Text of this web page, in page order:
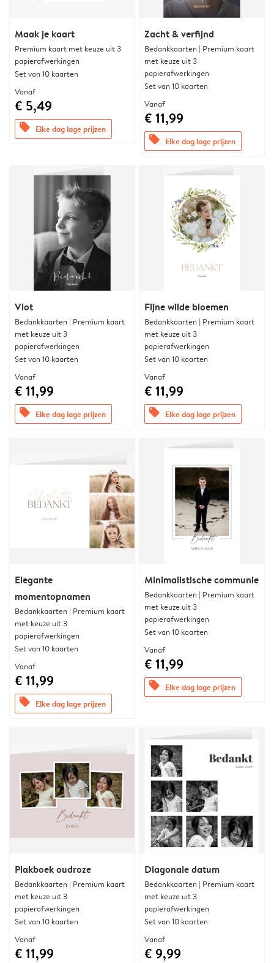
Maak je kaart
Premium kaart met keuze uit 3
papierafwerkingen
Set van 10 kaarten
Vanaf
€ 5,49
offers Elke dag lage prijzen
Zacht & verfijnd
Bedankkaarten | Premium kaart
met keuze uit 3
papierafwerkingen
Set van 10 kaarten
Vanaf
€ 11,99
offers Elke dag lage prijzen
Vlot
Bedankkaarten | Premium kaart
met keuze uit 3
papierafwerkingen
Set van 10 kaarten
Vanaf
€ 11,99
offers Elke dag lage prijzen
Fijne wilde bloemen
Bedankkaarten | Premium kaart
met keuze uit 3
papierafwerkingen
Set van 10 kaarten
Vanaf
€ 11,99
offers Elke dag lage prijzen
Elegante
momentopnamen
Bedankkaarten | Premium kaart
met keuze uit 3
papierafwerkingen
Set van 10 kaarten
Vanaf
€ 11,99
offers Elke dag lage prijzen
Minimalistische communie
Bedankkaarten | Premium kaart
met keuze uit 3
papierafwerkingen
Set van 10 kaarten
Vanaf
€ 11,99
offers Elke dag lage prijzen
Plakboek oudroze
Bedankkaarten | Premium kaart
met keuze uit 3
papierafwerkingen
Set van 10 kaarten
Vanaf
€ 11,99
Diagonale datum
Bedankkaarten | Premium kaart
met keuze uit 3
papierafwerkingen
Set van 10 kaarten
Vanaf
€ 9,99